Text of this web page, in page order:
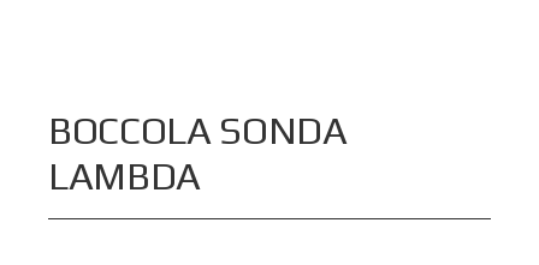
BOCCOLA SONDA
LAMBDA